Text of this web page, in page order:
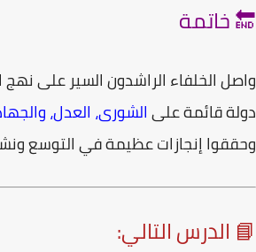
خاتمة
الخلفاء الراشدونالسير على نهج
قائمة علىالشورى، العدل، والجهاد
إنجازات عظيمة في التوسع ونشر
التالي: